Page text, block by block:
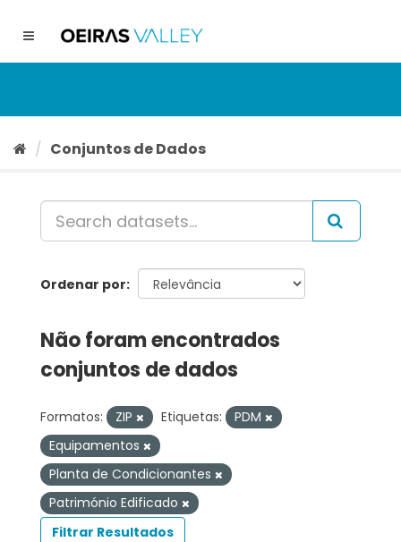
conteúdo
Toggle
Conjuntos de Dados
Ordenar por
Não foram encontrados
conjuntos de dados
Formatos: ZIP Etiquetas:
PDM
Equipamentos
Planta de Condicionantes
Património Edificado
Filtrar Resultados